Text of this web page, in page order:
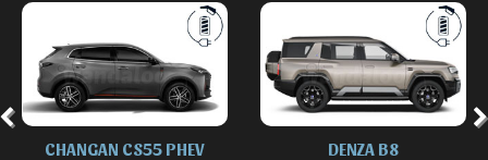
CHANGAN CS55 PHEV
DENZA B8